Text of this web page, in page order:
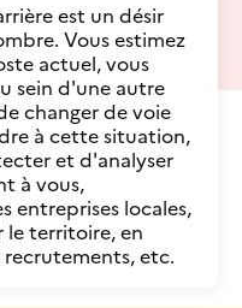
est un désir
Vous estimez
actuel, vous
sein d'une autre
changer de voie
à cette situation,
et d'analyser
à vous,
entreprises locales,
le territoire, en
etc.